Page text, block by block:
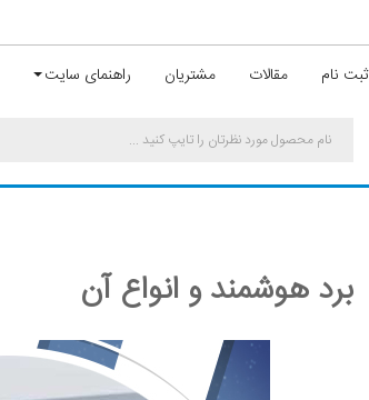
ثبت نام مقالات مشتریان راهنمای سایت
برد هوشمند و انواع آن